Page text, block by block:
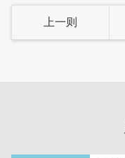
上一则